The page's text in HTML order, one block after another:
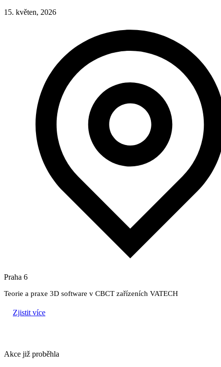
15. květen, 2026
Praha 6
Teorie a praxe 3D software v CBCT zařízeních VATECH
Zjistit více
Akce již proběhla